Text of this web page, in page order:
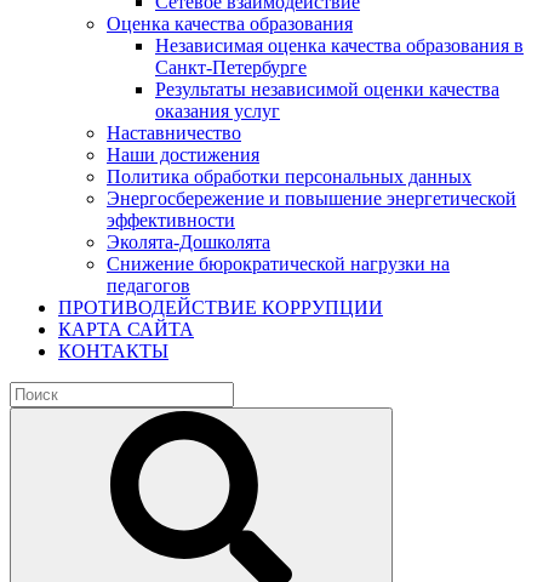
Оценка качества образования
Независимая оценка качества образования в
Санкт-Петербурге
Результаты независимой оценки качества
оказания услуг
Наставничество
Наши достижения
Политика обработки персональных данных
Энергосбережение и повышение энергетической
эффективности
Эколята-Дошколята
Снижение бюрократической нагрузки на
педагогов
ПРОТИВОДЕЙСТВИЕ КОРРУПЦИИ
КАРТА САЙТА
КОНТАКТЫ